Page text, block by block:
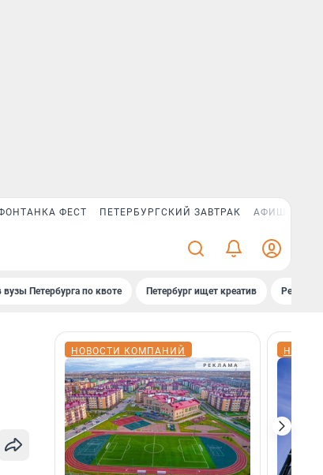
ФЕСТ ПЕТЕРБУРГСКИЙ ЗАВТРАК АФИША PLUS
вузы Петербурга по квоте Петербург ищет креатив
НОВОСТИ КОМПАНИЙ